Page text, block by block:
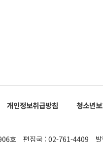
이나 미국은 북한에 선비
공하는 방식으로 이뤄졌
협상에 관여했던 한 전
개인정보취급방침 청소년
호 편집국 : 02-761-4409